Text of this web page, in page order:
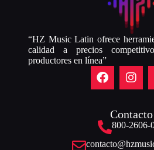
“HZ Music Latin ofrece
calidad a precios
productores en línea”
Contacto
800-2606-